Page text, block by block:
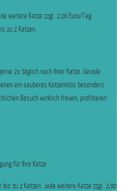
weitere Katze zzgl. 2,00 Euro/Tag.
zu 2 Katzen.
2x täglich nach Ihrer Katze. Gerade
ein sauberes Katzenklos besonders
Besuch wirklich freuen, profitieren
für Ihre Katze
zu 2 Katzen. Jede weitere Katze zzgl. 2,00